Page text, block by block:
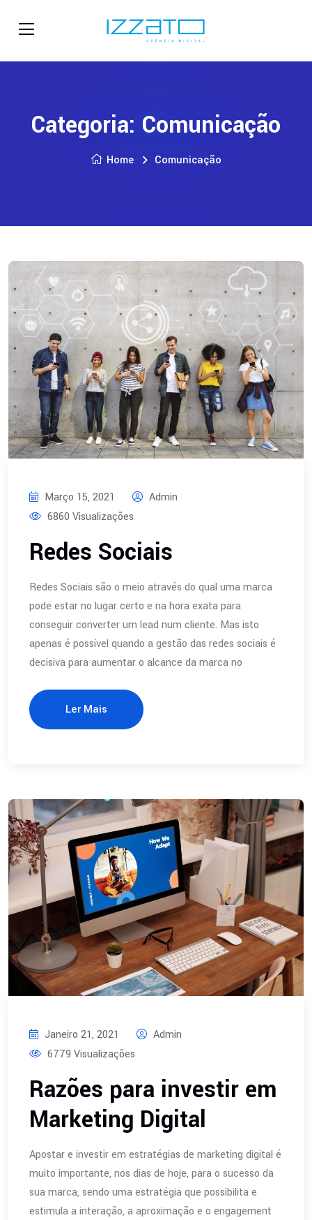
Categoria: Comunicação
Home Comunicação
Março 15, 2021
Admin
6860 Visualizações
Redes Sociais
Redes Sociais são o meio através do qual uma marca
pode estar no lugar certo e na hora exata para
conseguir converter um lead num cliente. Mas isto
apenas é possível quando a gestão das redes sociais é
decisiva para aumentar o alcance da marca no
Ler Mais
Janeiro 21, 2021
Admin
6779 Visualizações
Razões para investir em
Marketing Digital
Apostar e investir em estratégias de marketing digital é
muito importante, nos dias de hoje, para o sucesso da
sua marca, sendo uma estratégia que possibilita e
estimula a interação, a aproximação e o engagement